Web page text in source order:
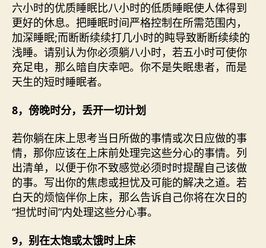
六小时的优质睡眠比八小时的低质睡眠使人体得到
更好的休息。把睡眠时间严格控制在所需范围内，
加深睡眠;而断断续续打几小时的盹导致断断续续的
浅睡。请别认为你必须躺八小时，若五小时可使你
充足电，那么暗自庆幸吧。你不是失眠患者，而是
天生的短时睡眠者。
8，傍晚时分，丢开一切计划
若你躺在床上思考当日所做的事情或次日应做的事
情，那你应该在上床前处理完这些分心的事情。列
出清单，以便于你不致感觉必须时时提醒自己该做
的事。写出你的焦虑或担忧及可能的解决之道。若
白天的烦恼伴你上床，那么告诉自己你将在次日的
“担忧时间”内处理这些分心事。
9，别在太饱或太饿时上床